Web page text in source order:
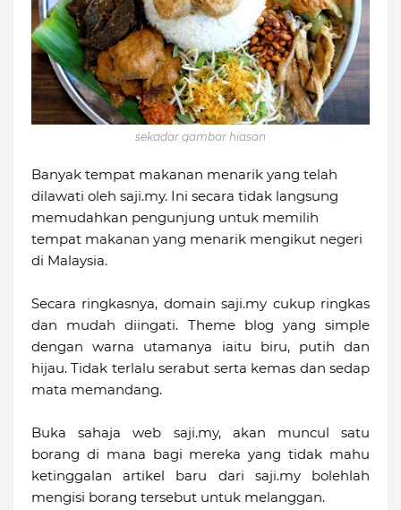
sekadar gambar hiasan
Banyak tempat makanan menarik yang telah
dilawati oleh saji.my. Ini secara tidak langsung
memudahkan pengunjung untuk memilih
tempat makanan yang menarik mengikut negeri
di Malaysia.
Secara ringkasnya, domain saji.my cukup ringkas
dan mudah diingati. Theme blog yang simple
dengan warna utamanya iaitu biru, putih dan
hijau. Tidak terlalu serabut serta kemas dan sedap
mata memandang.
Buka sahaja web saji.my, akan muncul satu
borang di mana bagi mereka yang tidak mahu
ketinggalan artikel baru dari saji.my bolehlah
mengisi borang tersebut untuk melanggan.